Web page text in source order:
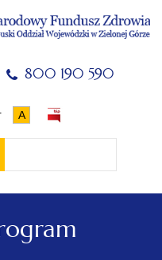
Menu
główne
Menu
lewe
Treść
główna
Szukaj
w
serwisie
Stopka
800 190 590
A